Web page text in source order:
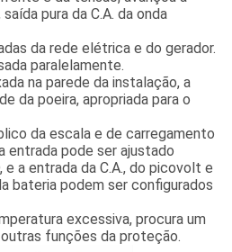
pura da C.A. da onda
da rede elétrica e do gerador.
paralelamente.
na parede da instalação, a
da poeira, apropriada para o
da escala e de carregamento
entrada pode ser ajustado
e a entrada da C.A., do picovolt e
bateria podem ser configurados
excessiva, procura um
funções da proteção.